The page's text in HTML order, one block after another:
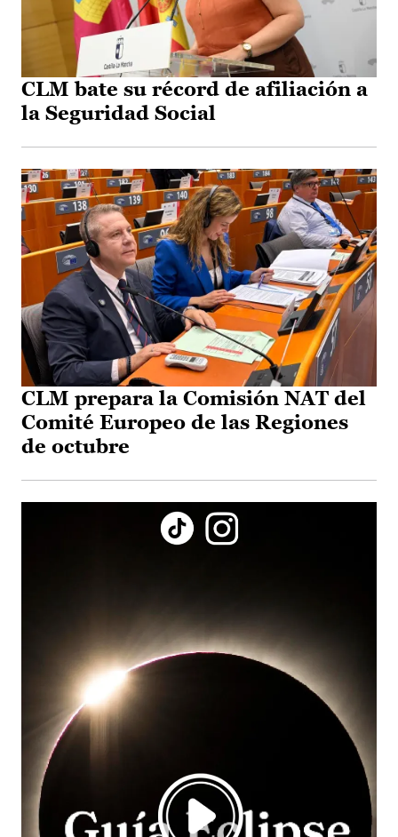
CLM bate su récord de afiliación a
la Seguridad Social
CLM prepara la Comisión NAT del
Comité Europeo de las Regiones
de octubre